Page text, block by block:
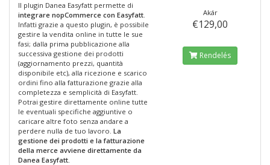
Il plugin Danea Easyfatt permette di
integrare nopCommerce con Easyfatt.
Infatti grazie a questo plugin, è possibile
gestire la vendita online in tutte le sue
fasi; dalla prima pubblicazione alla
successiva gestione dei prodotti
(aggiornamento prezzi, quantità
disponibile etc), alla ricezione e scarico
ordini fino alla fatturazione grazie alla
completezza e semplicità di Easyfatt.
Potrai gestire direttamente online tutte
le eventuali specifiche aggiuntive o
caricare altre foto senza andare a
perdere nulla de tuo lavoro. La
gestione dei prodotti e la fatturazione
della merce avviene direttamente da
Danea Easyfatt.
Akár
€129,00
Rendelés